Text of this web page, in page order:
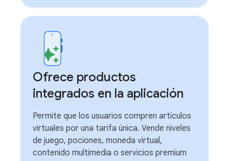
Ofrece productos
integrados en la aplicación
Permite que los usuarios compren artículos
virtuales por una tarifa única. Vende niveles
de juego, pociones, moneda virtual,
contenido multimedia o servicios premium